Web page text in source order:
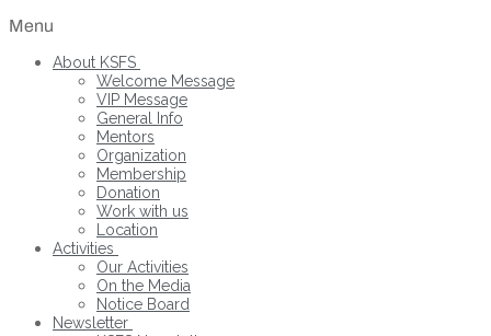
Menu
About KSFS
Welcome Message
VIP Message
General Info
Mentors
Organization
Membership
Donation
Work with us
Location
Activities
Our Activities
On the Media
Notice Board
Newsletter